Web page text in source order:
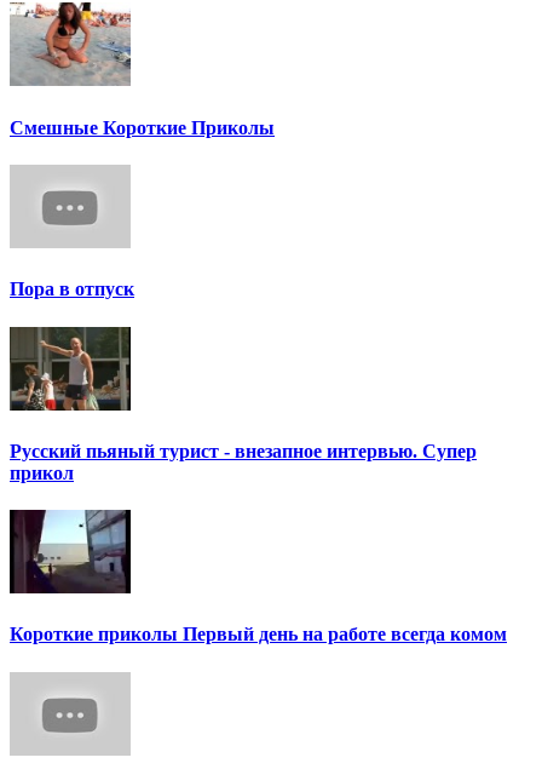
Смешные Короткие Приколы
Пора в отпуск
Русский пьяный турист - внезапное интервью. Супер
прикол
Короткие приколы Первый день на работе всегда комом